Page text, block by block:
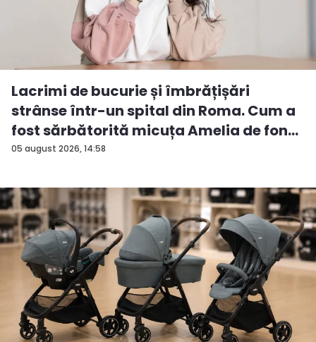
05 august 2026, 14:58
Lacrimi de bucurie și îmbrățișări
strânse într-un spital din Roma. Cum a
fost sărbătorită micuța Amelia de fon...